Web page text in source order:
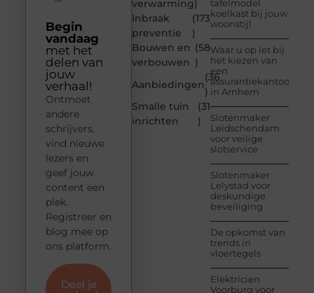
verwarming)
Inbraak
preventie
(173
)
Bouwen en
verbouwen
(58
)
Aanbiedingen
(36
)
Smalle tuin
inrichten
(31
)
tafelmodel
koelkast bij jouw
woonstijl
Waar u op let bij
het kiezen van
een
assurantiekantoor
in Arnhem
Slotenmaker
Leidschendam
voor veilige
slotservice
Slotenmaker
Lelystad voor
deskundige
beveiliging
De opkomst van
trends in
vloertegels
Elektricien
Voorburg voor
Begin
vandaag
met het
delen van
jouw
verhaal!
Ontmoet
andere
schrijvers,
vind nieuwe
lezers en
geef jouw
content een
plek.
Registreer en
blog mee op
ons platform.
Deel je